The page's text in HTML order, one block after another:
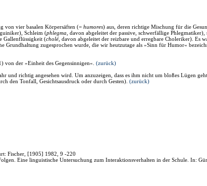
von vier basalen Körpersäften (= humores) aus, deren richtige Mischung für die
Schleim (phlegma, davon abgeleitet der passive, schwerfällige Phlegmatiker),
Gallenflüssigkeit (cholé, davon abgeleitet der reizbare und erregbare Choleriker). Es
Grundhaltung zugesprochen wurde, die wir heutzutage als »Sinn für Humor«
von der »Einheit des Gegensinnigen«. (zurück)
und richtig angesehen wird. Um anzuzeigen, dass es ihm nicht um bloßes Lügen
den Tonfall, Gesichtsausdruck oder durch Gesten). (zurück)
Fischer, [1905] 1982, 9 -220
Eine linguistische Untersuchung zum Interaktionsverhalten in der Schule. In: